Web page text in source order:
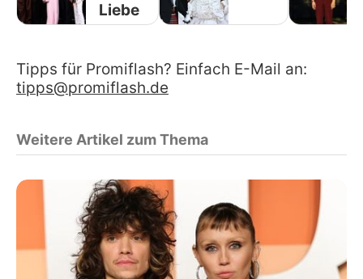
Liebe
Tipps für Promiflash? Einfach E-Mail an:
tipps@promiflash.de
Weitere Artikel zum Thema